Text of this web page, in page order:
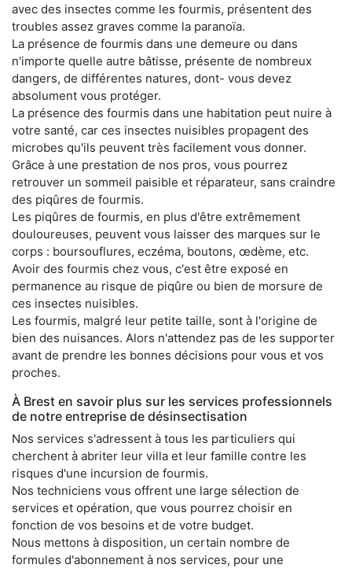
avec des insectes comme les fourmis, présentent des
troubles assez graves comme la paranoïa.
La présence de fourmis dans une demeure ou dans
n'importe quelle autre bâtisse, présente de nombreux
dangers, de différentes natures, dont- vous devez
absolument vous protéger.
La présence des fourmis dans une habitation peut nuire à
votre santé, car ces insectes nuisibles propagent des
microbes qu'ils peuvent très facilement vous donner.
Grâce à une prestation de nos pros, vous pourrez
retrouver un sommeil paisible et réparateur, sans craindre
des piqûres de fourmis.
Les piqûres de fourmis, en plus d'être extrêmement
douloureuses, peuvent vous laisser des marques sur le
corps : boursouflures, eczéma, boutons, œdème, etc.
Avoir des fourmis chez vous, c'est être exposé en
permanence au risque de piqûre ou bien de morsure de
ces insectes nuisibles.
Les fourmis, malgré leur petite taille, sont à l'origine de
bien des nuisances. Alors n'attendez pas de les supporter
avant de prendre les bonnes décisions pour vous et vos
proches.
À Brest en savoir plus sur les services professionnels
de notre entreprise de désinsectisation
Nos services s'adressent à tous les particuliers qui
cherchent à abriter leur villa et leur famille contre les
risques d'une incursion de fourmis.
Nos techniciens vous offrent une large sélection de
services et opération, que vous pourrez choisir en
fonction de vos besoins et de votre budget.
Nous mettons à disposition, un certain nombre de
formules d'abonnement à nos services, pour une